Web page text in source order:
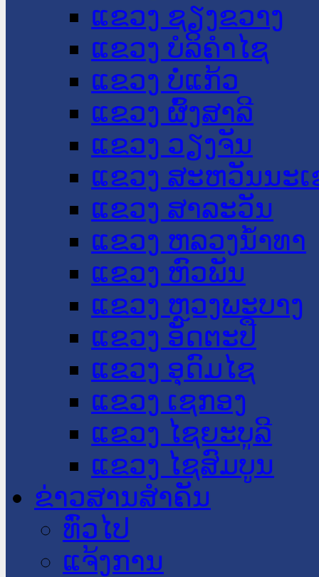
ແຂວງ ຊຽງຂວາງ
ແຂວງ ບໍລິຄໍາໄຊ
ແຂວງ ບໍ່ແກ້ວ
ແຂວງ ຜົ້ງສາລີ
ແຂວງ ວຽງຈັນ
ແຂວງ ສະຫວັນນະ
ແຂວງ ສາລະວັນ
ແຂວງ ຫລວງນໍ້າທາ
ແຂວງ ຫົວພັນ
ແຂວງ ຫຼວງພະບາງ
ແຂວງ ອັດຕະປື
ແຂວງ ອຸດົມໄຊ
ແຂວງ ເຊກອງ
ແຂວງ ໄຊຍະບູລີ
ແຂວງ ໄຊສົມບູນ
ຂ່າວສານສໍາຄັນ
​ທົ່ວ​ໄປ
ແຈ້ງການ